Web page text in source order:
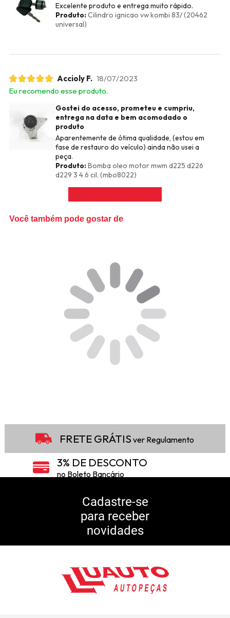
Excelente produto e entrega muito rápido.
Produto:Cilindro ignicao vw kombi 83/ (20462
universal)
Accioly F. 18/07/2023
Eu recomendo esse produto.
Gostei do acesso, prometeu e cumpriu,
entrega na data e bem acomodado o
produto
Aparentemente de ótima qualidade, (estou em
fase de restauro do veículo) ainda não usei a
peça.
Produto:Bomba oleo motor mwm d225 d226
d229 3 4 6 cil. (mbo8022)
Você também pode gostar de
FRETE GRÁTIS ver Regulamento
3% DE DESCONTO
no Boleto Bancário
5% DE DESCONTO
10% DE CASHBACK
Consulte Regulamento
Cadastre-se
para receber
novidades